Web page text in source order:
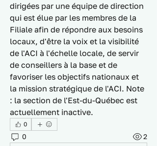
dirigées par une équipe de direction
qui est élue par les membres de la
Filiale afin de répondre aux besoins
locaux, d'être la voix et la visibilité
de l'ACI à l'échelle locale, de servir
de conseillers à la base et de
favoriser les objectifs nationaux et
la mission stratégique de l'ACI. Note
: la section de l'Est-du-Québec est
actuellement inactive.
0
0 2